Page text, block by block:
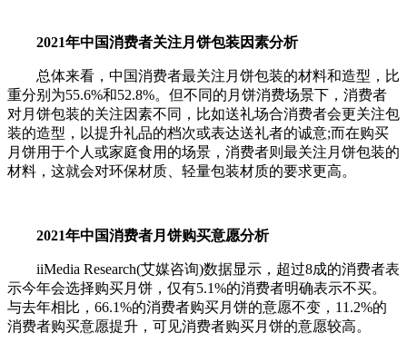
2021年中国消费者关注月饼包装因素分析
总体来看，中国消费者最关注月饼包装的材料和造型，比
重分别为55.6%和52.8%。但不同的月饼消费场景下，消费者
对月饼包装的关注因素不同，比如送礼场合消费者会更关注包
装的造型，以提升礼品的档次或表达送礼者的诚意;而在购买
月饼用于个人或家庭食用的场景，消费者则最关注月饼包装的
材料，这就会对环保材质、轻量包装材质的要求更高。
2021年中国消费者月饼购买意愿分析
iiMedia Research(艾媒咨询)数据显示，超过8成的消费者表
示今年会选择购买月饼，仅有5.1%的消费者明确表示不买。
与去年相比，66.1%的消费者购买月饼的意愿不变，11.2%的
消费者购买意愿提升，可见消费者购买月饼的意愿较高。